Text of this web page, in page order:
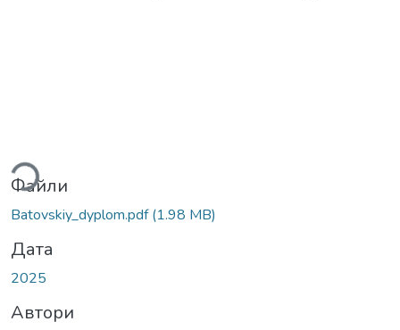
Файли
Batovskiy_dyplom.pdf(1.98 MB)
Дата
2025
Автори